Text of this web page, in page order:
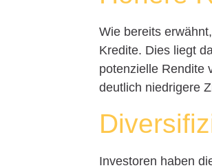
Wie bereits
Kredite. Dies liegt
potenzielle Rendite
deutlich niedrigere
Investoren haben